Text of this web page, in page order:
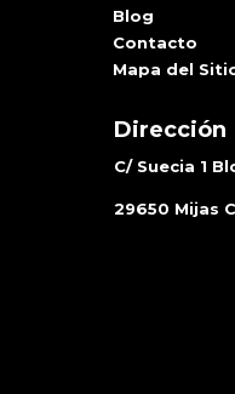
Blog
Contacto
Mapa del
Dirección
C/ Suecia 1
29650 Mijas